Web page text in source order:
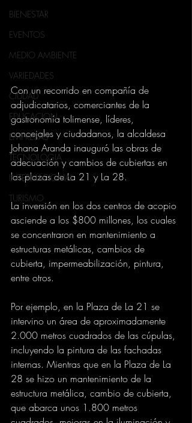
BIENESTAR
EVENTOS
MEDIO AMBIENTE
VARIEDADES
CIUDAD
EDUCACION
EMPRESAS
TECNOLOGIA
INTERNACIONAL
TURISMO
Con un recorrido en compañía de
adjudicatarios, comerciantes de la
gastronomía tolimense, líderes,
concejales y ciudadanos, la alcaldesa
Johana Aranda inauguró las obras de
adecuación y cambios de cubiertas en
las plazas de La 21 y La 28.
La inversión en los dos centros de acopio
asciende a los $800 millones, los cuales
se concentraron en mantenimiento a
estructuras metálicas, cambios de
cubierta, impermeabilización, pintura,
entre otros.
Por ejemplo, en la Plaza de La 21 se
intervino un área de aproximadamente
2.000 metros cuadrados de las cúpulas,
incluyendo la pintura de las fachadas
internas. Mientras que en la Plaza de La
28 se hizo un mantenimiento de la
estructura metálica, cambio de cubierta,
que abarca unos 1.800 metros